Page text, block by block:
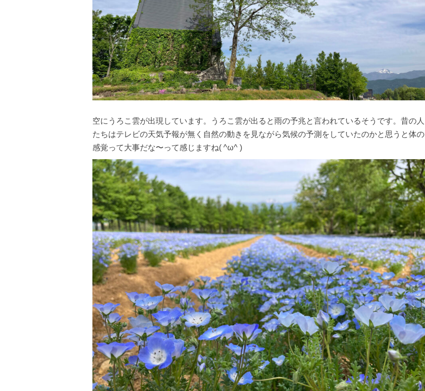
空にうろこ雲が出現しています。うろこ雲が出ると雨の予兆と言われているそうです。昔の人
たちはテレビの天気予報が無く自然の動きを見ながら気候の予測をしていたのかと思うと体の
感覚って大事だな〜って感じますね( ^ω^ )